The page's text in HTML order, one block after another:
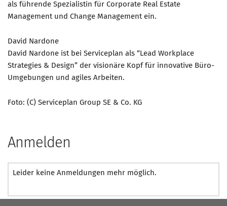
als führende Spezialistin für Corporate Real Estate
Management und Change Management ein.
David Nardone
David Nardone ist bei Serviceplan als “Lead Workplace
Strategies & Design” der visionäre Kopf für innovative Büro-
Umgebungen und agiles Arbeiten.
Foto: (C) Serviceplan Group SE & Co. KG
Anmelden
Leider keine Anmeldungen mehr möglich.